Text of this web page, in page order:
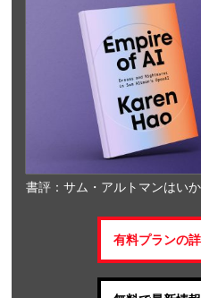
書評：サム・アルトマンはい
有料プランの